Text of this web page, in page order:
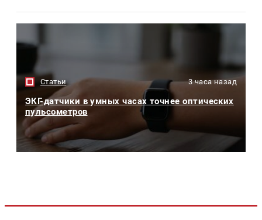
Статьи 3 часа назад
ЭКГ-датчики в умных часах точнее оптических
пульсометров